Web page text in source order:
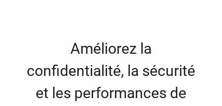
Améliorez la
confidentialité, la sécurité
et les performances de